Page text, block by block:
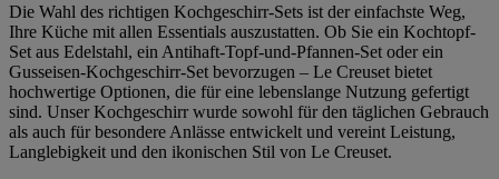
Die Wahl des richtigen Kochgeschirr-Sets ist der einfachste Weg,
Ihre Küche mit allen Essentials auszustatten. Ob Sie ein Kochtopf-
Set aus Edelstahl, ein Antihaft-Topf-und-Pfannen-Set oder ein
Gusseisen-Kochgeschirr-Set bevorzugen – Le Creuset bietet
hochwertige Optionen, die für eine lebenslange Nutzung gefertigt
sind. Unser Kochgeschirr wurde sowohl für den täglichen Gebrauch
als auch für besondere Anlässe entwickelt und vereint Leistung,
Langlebigkeit und den ikonischen Stil von Le Creuset.